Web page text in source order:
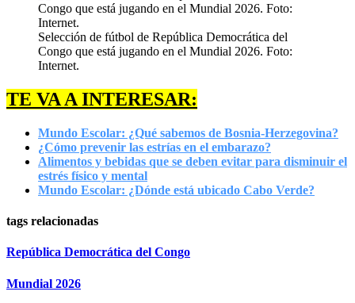
Selección de fútbol de República Democrática del
Congo que está jugando en el Mundial 2026. Foto:
Internet.
TE VA A INTERESAR:
Mundo Escolar: ¿Qué sabemos de Bosnia-Herzegovina?
¿Cómo prevenir las estrías en el embarazo?
Alimentos y bebidas que se deben evitar para disminuir el
estrés físico y mental
Mundo Escolar: ¿Dónde está ubicado Cabo Verde?
tags relacionadas
República Democrática del Congo
Mundial 2026